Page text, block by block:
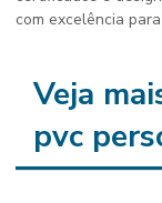
com excelência
Veja
pvc